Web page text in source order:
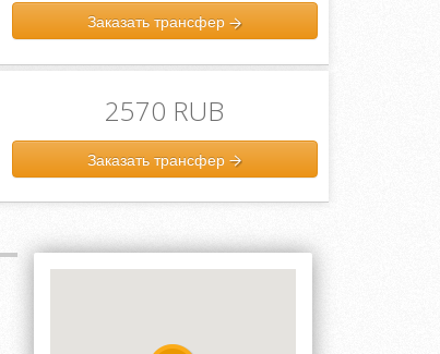
Заказать трансфер
2570 RUB
Заказать трансфер